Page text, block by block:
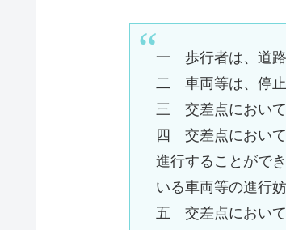
一 歩行者は、道路
二 車両等は、停止
三 交差点において
四 交差点において
進行することがで
いる車両等の進行
五 交差点において